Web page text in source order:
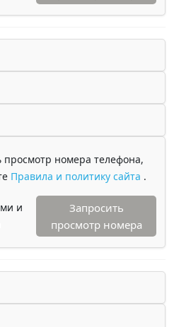
номера телефона,
Правила и политику сайта .
и
Запросить
просмотр номера